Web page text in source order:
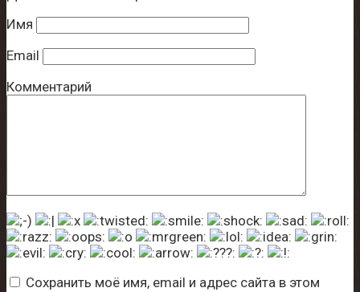
Имя
Email
Комментарий
Сохранить моё имя, email и адрес сайта в этом